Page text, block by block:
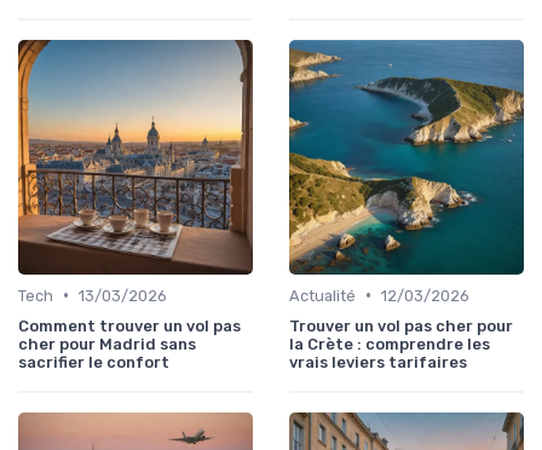
Tech • 13/03/2026
Comment trouver un vol pas
cher pour Madrid sans
sacrifier le confort
Actualité • 12/03/2026
Trouver un vol pas cher pour
la Crète : comprendre les
vrais leviers tarifaires